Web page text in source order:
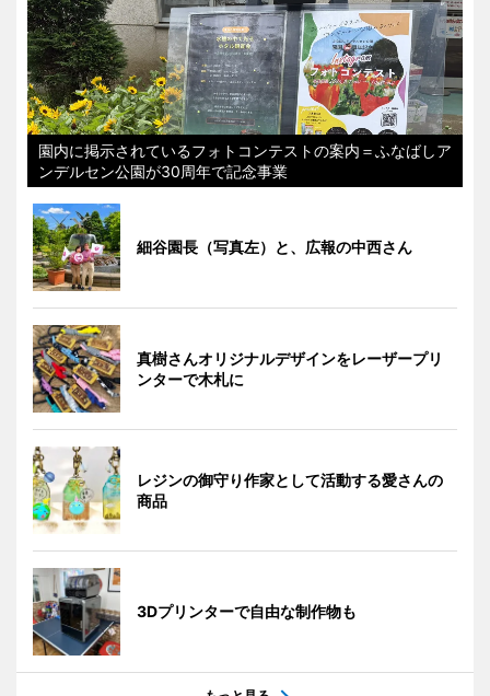
園内に掲示されているフォトコンテストの案内＝ふなばしア
ンデルセン公園が30周年で記念事業
細谷園長（写真左）と、広報の中西さん
真樹さんオリジナルデザインをレーザープリ
ンターで木札に
レジンの御守り作家として活動する愛さんの
商品
3Dプリンターで自由な制作物も